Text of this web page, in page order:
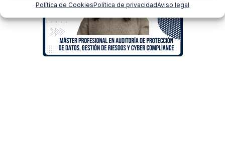
Política de CookiesPolítica de privacidadAviso legal